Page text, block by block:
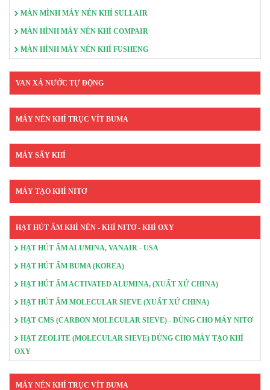
MÀN MÌNH MÁY NÉN KHÍ SULLAIR
MÀN HÌNH MÁY NÉN KHÍ COMPAIR
MÀN HÌNH MÁY NÉN KHÍ FUSHENG
VAN XẢ NƯỚC TỰ ĐỘNG
MÁY NÉN KHÍ TRỤC VÍT BUMA
MÁY SẤY KHÍ
MÁY TẠO KHÍ NITƠ
HẠT HÚT ẨM KHÍ NÉN - KHÍ NITƠ - KHÍ OXY
HẠT HÚT ẨM ALUMINA, VANAIR - USA
HẠT HÚT ẨM BUMA (KOREA)
HẠT HÚT ẨM ACTIVATED ALUMINA, (XUẤT XỨ CHINA)
HẠT HÚT ẨM MOLECULAR SIEVE (XUẤT XỨ CHINA)
HẠT CMS (CARBON MOLECULAR SIEVE) - DÙNG CHO MÁY NITƠ
HẠT ZEOLITE (MOLECULAR SIEVE) DÙNG CHO MÁY TẠO KHÍ
OXY
MÁY NÉN KHÍ TRỤC VÍT BUMA